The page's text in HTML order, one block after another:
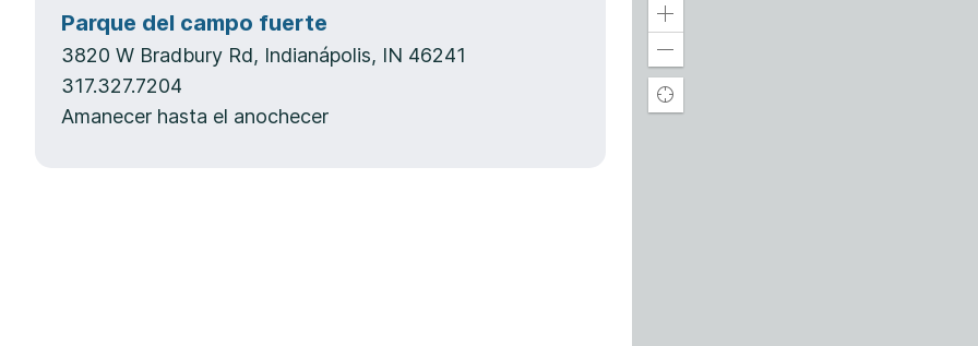
Parque del campo fuerte
3820 W Bradbury Rd, Indianápolis, IN 46241
317.327.7204
Amanecer hasta el anochecer